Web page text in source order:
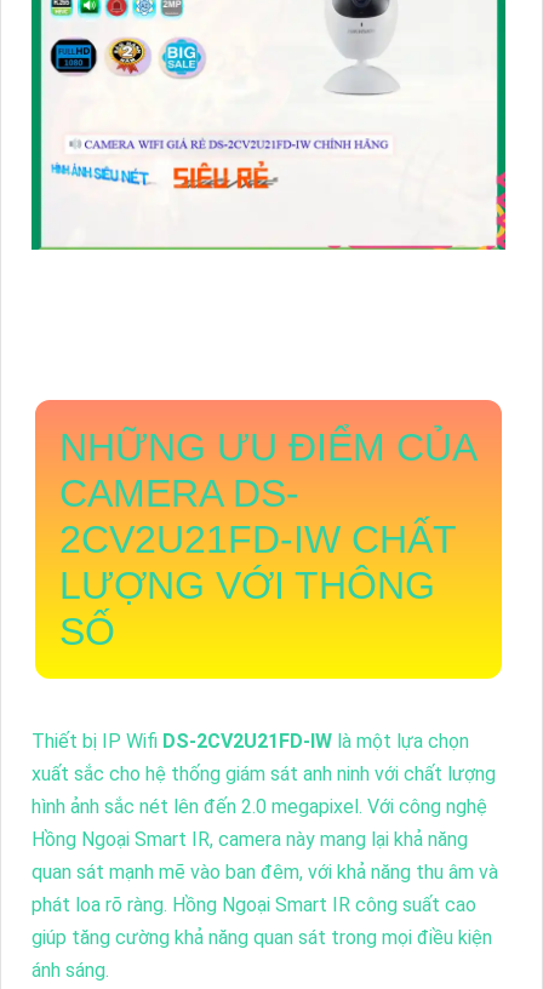
NHỮNG ƯU ĐIỂM CỦA
CAMERA DS-
2CV2U21FD-IW CHẤT
LƯỢNG VỚI THÔNG
SỐ
Thiết bị IP Wifi DS-2CV2U21FD-IW là một lựa chọn
xuất sắc cho hệ thống giám sát anh ninh với chất lượng
hình ảnh sắc nét lên đến 2.0 megapixel. Với công nghệ
Hồng Ngoại Smart IR, camera này mang lại khả năng
quan sát mạnh mẽ vào ban đêm, với khả năng thu âm và
phát loa rõ ràng. Hồng Ngoại Smart IR công suất cao
giúp tăng cường khả năng quan sát trong mọi điều kiện
ánh sáng.